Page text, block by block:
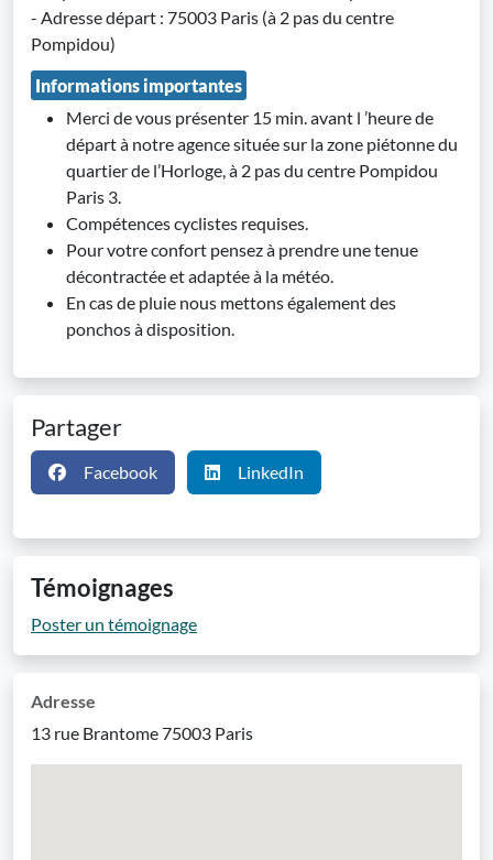
- Adresse départ : 75003 Paris (à 2 pas du centre
Pompidou)
Informations importantes
Merci de vous présenter 15 min. avant l ’heure de
départ à notre agence située sur la zone piétonne du
quartier de l’Horloge, à 2 pas du centre Pompidou
Paris 3.
Compétences cyclistes requises.
Pour votre confort pensez à prendre une tenue
décontractée et adaptée à la météo.
En cas de pluie nous mettons également des
ponchos à disposition.
Partager
Facebook LinkedIn
Témoignages
Poster un témoignage
Adresse
13 rue Brantome 75003 Paris